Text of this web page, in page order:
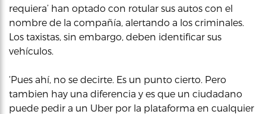
requiera’ han optado con rotular sus autos con el
nombre de la compañía, alertando a los criminales.
Los taxistas, sin embargo, deben identificar sus
vehículos.
‘Pues ahí, no se decirte. Es un punto cierto. Pero
tambien hay una diferencia y es que un ciudadano
puede pedir a un Uber por la plataforma en cualquier